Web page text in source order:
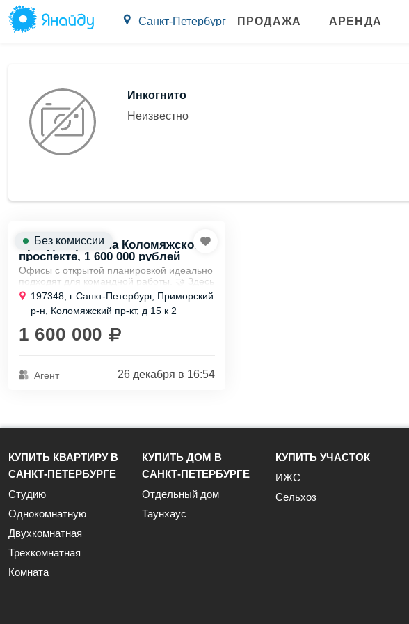
Санкт-Петербург ПРОДАЖА АРЕНДА
Инкогнито
Неизвестно
Аренда офиса на Коломяжском
проспекте, 1 600 000 рублей
Офисы с открытой планировкой идеально
подходят для командной работы. 🤝 Здесь
можно легко обмениваться идеями и
быстро решать задачи. 📈 В Приморском
районе...
197348, г Санкт-Петербург, Приморский
р-н, Коломяжский пр-кт, д 15 к 2
1 600 000
Агент 26 декабря в 16:54
Без комиссии
КУПИТЬ КВАРТИРУ В
САНКТ-ПЕТЕРБУРГЕ
Студию
Однокомнатную
Двухкомнатная
Трехкомнатная
Комната
КУПИТЬ ДОМ В
САНКТ-ПЕТЕРБУРГЕ
Отдельный дом
Таунхаус
КУПИТЬ УЧАСТОК
ИЖС
Сельхоз